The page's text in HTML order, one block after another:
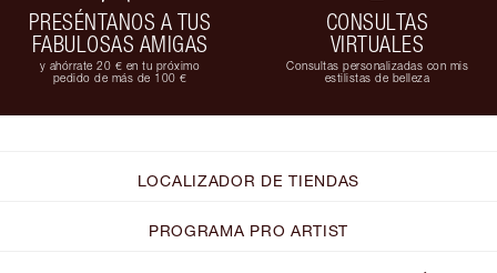
PRESÉNTANOS A TUS
FABULOSAS AMIGAS
y ahórrate 20 € en tu próximo
pedido de más de 100 €
CONSULTAS
VIRTUALES
Consultas personalizadas con mis
estilistas de belleza
LOCALIZADOR DE TIENDAS
PROGRAMA PRO ARTIST